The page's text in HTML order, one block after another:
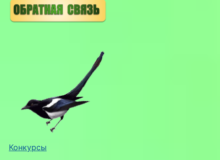
Конкурсы